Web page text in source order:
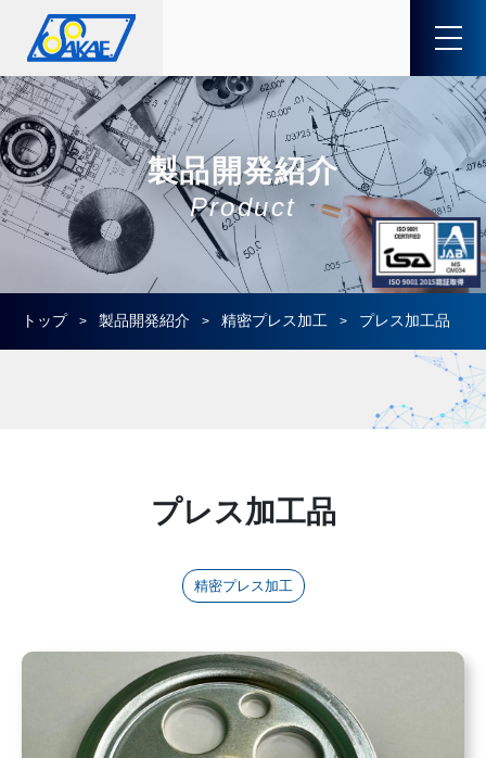
製品開発紹介
Product
トップ > 製品開発紹介 > 精密プレス加工 > プレス加工品
プレス加工品
精密プレス加工